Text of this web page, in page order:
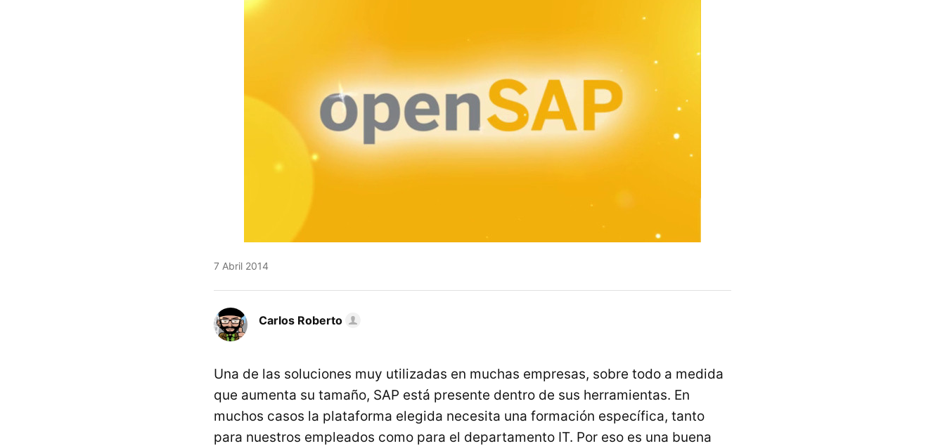
7 Abril 2014
Carlos Roberto
Una de las soluciones muy utilizadas en muchas empresas, sobre todo a medida
que aumenta su tamaño, SAP está presente dentro de sus herramientas. En
muchos casos la plataforma elegida necesita una formación específica, tanto
para nuestros empleados como para el departamento IT. Por eso es una buena